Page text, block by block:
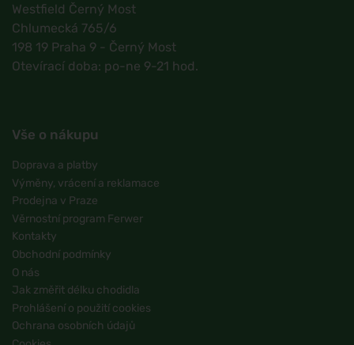
Westfield Černý Most
Chlumecká 765/6
198 19 Praha 9 - Černý Most
Otevírací doba: po-ne 9-21 hod.
Vše o nákupu
Doprava a platby
Výměny, vrácení a reklamace
Prodejna v Praze
Věrnostní program Ferwer
Kontakty
Obchodní podmínky
O nás
Jak změřit délku chodidla
Prohlášení o použití cookies
Ochrana osobních údajů